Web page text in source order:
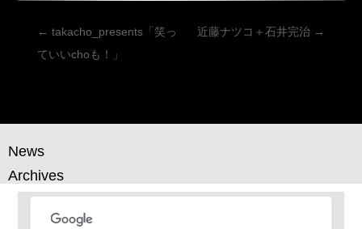
投
稿
ゲ
ー
シ
ョ
ン
← takacho_presents「笑っ
ていいchoも！」
近藤ナツコ＋石井完治 →
News
Archives